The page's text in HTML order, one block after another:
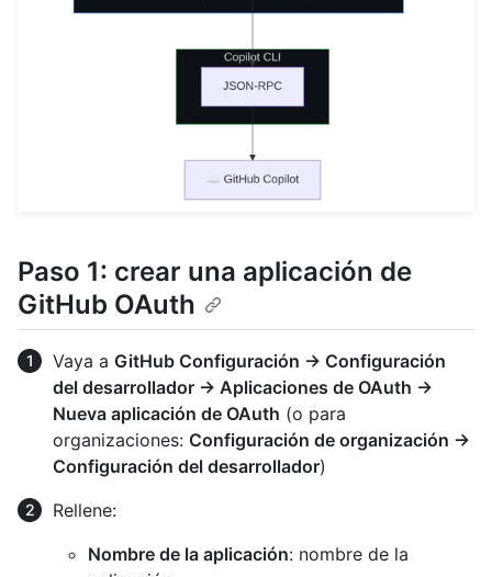
Paso 1: crear una aplicación de
GitHub OAuth
Vaya a GitHub Configuración → Configuración
del desarrollador → Aplicaciones de OAuth →
Nueva aplicación de OAuth (o para
organizaciones: Configuración de organización →
Configuración del desarrollador)
Rellene:
Nombre de la aplicación: nombre de la